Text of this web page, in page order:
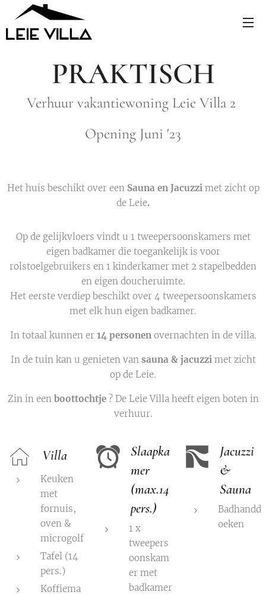
PRAKTISCH
Verhuur vakantiewoning Leie Villa 2
Opening Juni '23
Het huis beschikt over een Sauna en Jacuzzi met zicht op
de Leie.
Op de gelijkvloers vindt u 1 tweepersoonskamers met
eigen badkamer die toegankelijk is voor
rolstoelgebruikers en 1 kinderkamer met 2 stapelbedden
en eigen doucheruimte.
Het eerste verdiep beschikt over 4 tweepersoonskamers
met elk hun eigen badkamer.
In totaal kunnen er 14personenovernachten in de villa.
In de tuin kan u genieten van sauna & jacuzzi met zicht
op de Leie.
Zin in een boottochtje? De Leie Villa heeft eigen boten in
verhuur.
Villa
Keuken
met
fornuis,
oven &
microgolf
Tafel (14
pers.)
Koffiema
Slaapka
mer
(max.14
pers.)
1 x
tweepers
oonskam
er met
badkamer
Jacuzzi
&
Sauna
Badhandd
oeken